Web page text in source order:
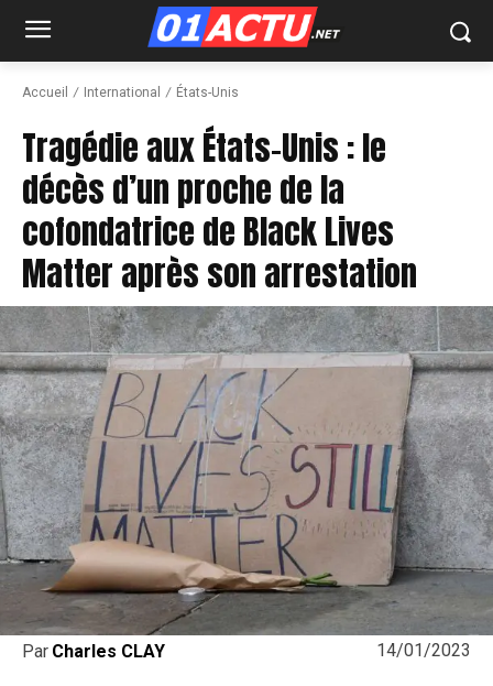
Accueil International États-Unis
Tragédie aux États-Unis : le
décès d’un proche de la
cofondatrice de Black Lives
Matter après son arrestation
14/01/2023
Par Charles CLAY